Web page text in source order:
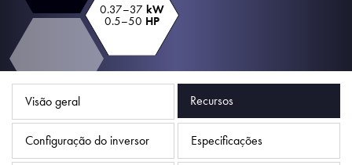
0.37–37 kW
0.5–50 HP
Visão geral Recursos
Configuração do inversor Especificações